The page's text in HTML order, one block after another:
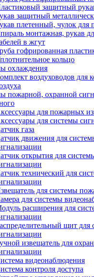
защитный
защитный
плетенный, чулок для
монтажная, рукав
в жгут
гофрированная
кольцо
охлаждения
воздуховодов для
пожарной, охранной
для пожарных
для системы
газа
движения для
открытия для
технический для
для системы
для системы
расширения для
щит для
извещатель для
видеонаблюдения
контроля доступа